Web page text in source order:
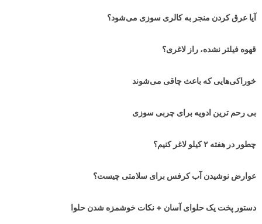
آیا عرق کردن منجر به کالری سوزی می‌شود؟
قهوه فیلتر نشده، راز لاغری؟
خوراکی‌هایی که باعث چاقی می‌شوند
بی رحم ترین ادویه برای چربی سوزی
چطور در هفته ۲ کیلو لاغر کنیم؟
عوارض نوشیدن آب کرفس برای سلامتی چیست؟
دستور پخت یک حلوای آسان + نکات خوشمزه شدن حلوا